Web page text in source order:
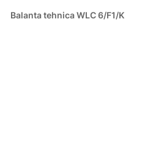
Balanta tehnica WLC 6/F1/K